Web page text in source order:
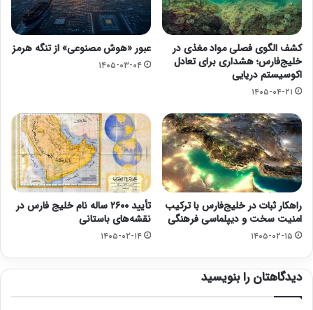
کشف الگوی فصلی مواد مغذی در
خلیج‌فارس؛ هشداری برای تعادل
اکوسیستم دریایی
۱۴۰۵-۰۴-۲۱
عبور «هوش مصنوعی» از تنگه هرمز
۱۴۰۵-۰۳-۰۴
راهکار ثبات در خلیج‌فارس با ترکیب
امنیت سخت و دیپلماسی فرهنگی
۱۴۰۵-۰۲-۱۵
تأیید ۲۶۰۰ ساله نام خلیج فارس در
نقشه‌های باستانی
۱۴۰۵-۰۲-۱۴
دیدگاهتان را بنویسید